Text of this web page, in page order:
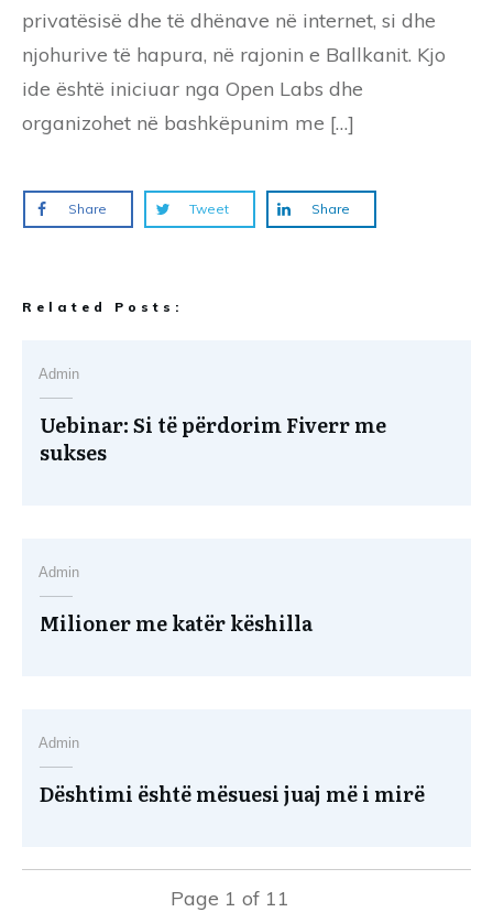
privatësisë dhe të dhënave në internet, si dhe
njohurive të hapura, në rajonin e Ballkanit. Kjo
ide është iniciuar nga Open Labs dhe
organizohet në bashkëpunim me […]
Share Tweet Share
Related Posts:
Admin
Uebinar: Si të përdorim Fiverr me
sukses
Admin
Milioner me katër këshilla
Admin
Dështimi është mësuesi juaj më i mirë
Page 1 of 11